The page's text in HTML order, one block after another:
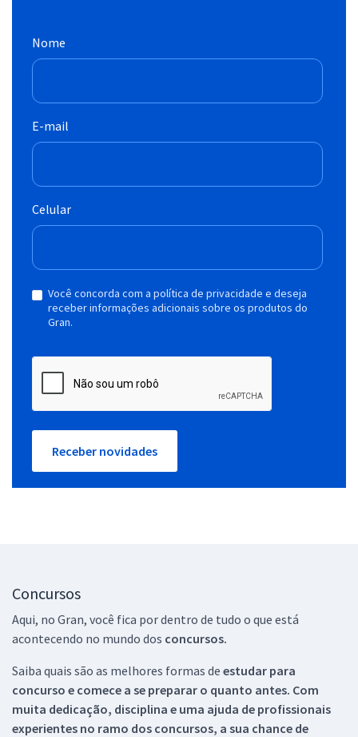
Nome
E-mail
Celular
Você concorda com a política de privacidade e deseja
receber informações adicionais sobre os produtos do
Gran.
Receber novidades
Concursos
Aqui, no Gran, você fica por dentro de tudo o que está
acontecendo no mundo dos concursos.
Saiba quais são as melhores formas de estudar para
concurso e comece a se preparar o quanto antes. Com
muita dedicação, disciplina e uma ajuda de profissionais
experientes no ramo dos concursos, a sua chance de